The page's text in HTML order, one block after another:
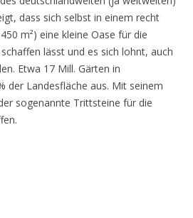
dass sich selbst in einem recht
m²) eine kleine Oase für die
lässt und es sich lohnt, auch
Etwa 17 Mill. Gärten in
der Landesfläche aus. Mit seinem
sogenannte Trittsteine für die